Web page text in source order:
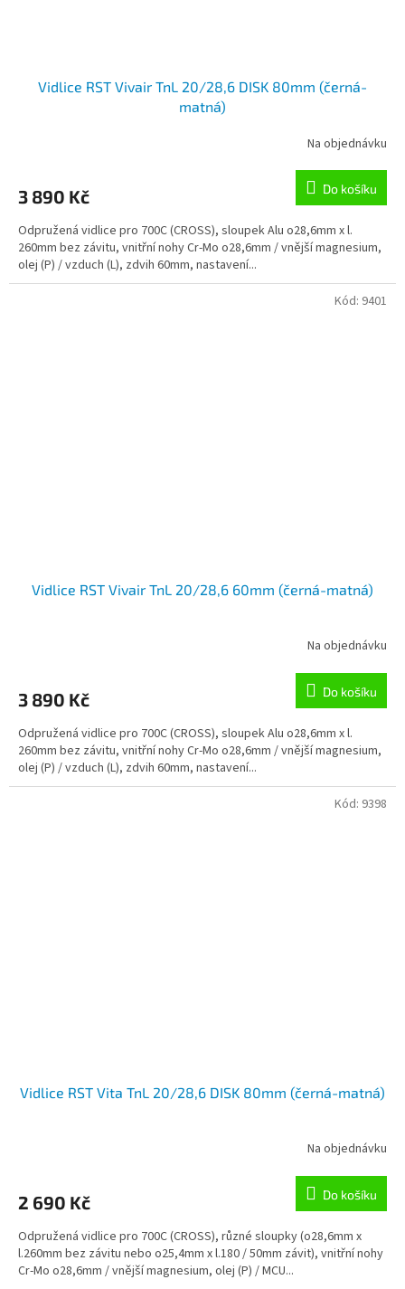
Vidlice RST Vivair TnL 20/28,6 DISK 80mm (černá-
matná)
Na objednávku
3 890 Kč Do košíku
Odpružená vidlice pro 700C (CROSS), sloupek Alu o28,6mm x l.
260mm bez závitu, vnitřní nohy Cr-Mo o28,6mm / vnější magnesium,
olej (P) / vzduch (L), zdvih 60mm, nastavení...
Vidlice RST Vivair TnL 20/28,6 60mm (černá-matná)
Na objednávku
3 890 Kč Do košíku
Odpružená vidlice pro 700C (CROSS), sloupek Alu o28,6mm x l.
260mm bez závitu, vnitřní nohy Cr-Mo o28,6mm / vnější magnesium,
olej (P) / vzduch (L), zdvih 60mm, nastavení...
Kód: 9401
Vidlice RST Vita TnL 20/28,6 DISK 80mm (černá-matná)
Na objednávku
2 690 Kč Do košíku
Odpružená vidlice pro 700C (CROSS), různé sloupky (o28,6mm x
l.260mm bez závitu nebo o25,4mm x l.180 / 50mm závit), vnitřní nohy
Cr-Mo o28,6mm / vnější magnesium, olej (P) / MCU...
Kód: 9398